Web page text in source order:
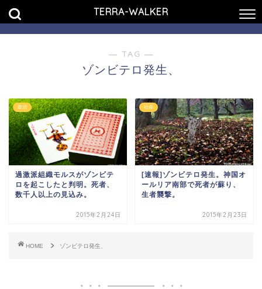
TERRA-WALKER
― TAG ―
ゾンビテロ発生、
政治
過激派組織モルスがゾンビテ
ロを起こしたと判明。死者、
数千人以上の見込み。
2015年2月24日
社会
[速報]ゾンビテロ発生。神国オ
ールリア南部で死者が蘇り、
生者襲撃。
2015年2月23日
HOME ゾンビテロ発生、